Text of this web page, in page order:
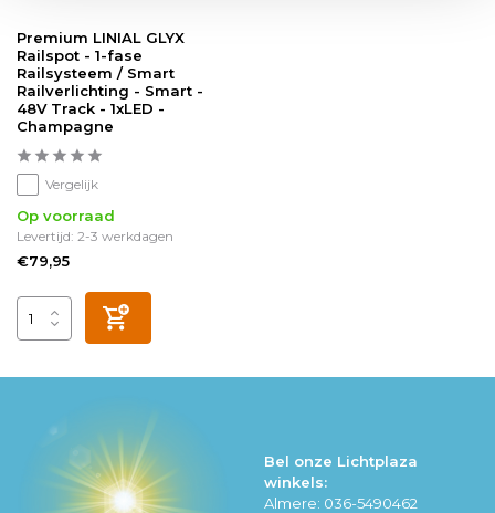
Premium LINIAL GLYX
Railspot - 1-fase
Railsysteem / Smart
Railverlichting - Smart -
48V Track - 1xLED -
Champagne
Vergelijk
Op voorraad
Levertijd: 2-3 werkdagen
€79,95
Bel onze Lichtplaza
winkels:
Almere: 036-5490462